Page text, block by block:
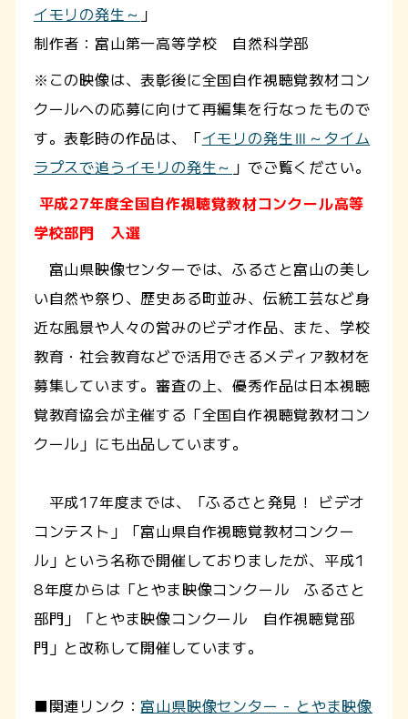
イモリの発生～ 」
制作者：富山第一高等学校 自然科学部
※この映像は、表彰後に全国自作視聴覚教材コン
クールへの応募に向けて再編集を行なったもので
す。表彰時の作品は、「イモリの発生Ⅲ～タイム
ラプスで追うイモリの発生～ 」でご覧ください。
平成27年度全国自作視聴覚教材コンクール高等
学校部門 入選
富山県映像センターでは、ふるさと富山の美し
い自然や祭り、歴史ある町並み、伝統工芸など身
近な風景や人々の営みのビデオ作品、また、学校
教育・社会教育などで活用できるメディア教材を
募集しています。審査の上、優秀作品は日本視聴
覚教育協会が主催する「全国自作視聴覚教材コン
クール」にも出品しています。
平成17年度までは、「ふるさと発見！ ビデオ
コンテスト」「富山県自作視聴覚教材コンクー
ル」という名称で開催しておりましたが、平成1
8年度からは「とやま映像コンクール ふるさと
部門」「とやま映像コンクール 自作視聴覚部
門」と改称して開催しています。
■関連リンク： 富山県映像センター - とやま映像